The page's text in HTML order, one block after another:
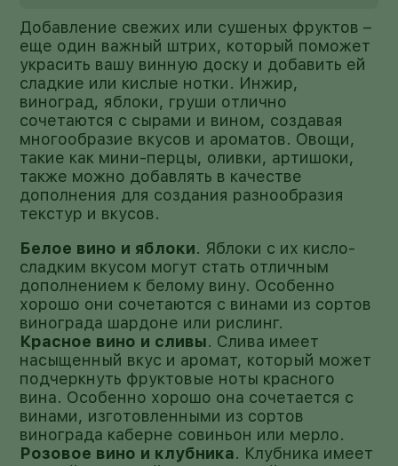
Добавление свежих или сушеных фруктов –
еще один важный штрих, который поможет
украсить вашу винную доску и добавить ей
сладкие или кислые нотки. Инжир,
виноград, яблоки, груши отлично
сочетаются с сырами и вином, создавая
многообразие вкусов и ароматов. Овощи,
такие как мини-перцы, оливки, артишоки,
также можно добавлять в качестве
дополнения для создания разнообразия
текстур и вкусов.
Белое вино и яблоки. Яблоки с их кисло-
сладким вкусом могут стать отличным
дополнением к белому вину. Особенно
хорошо они сочетаются с винами из сортов
винограда шардоне или рислинг.
Красное вино и сливы. Слива имеет
насыщенный вкус и аромат, который может
подчеркнуть фруктовые ноты красного
вина. Особенно хорошо она сочетается с
винами, изготовленными из сортов
винограда каберне совиньон или мерло.
Розовое вино и клубника. Клубника имеет